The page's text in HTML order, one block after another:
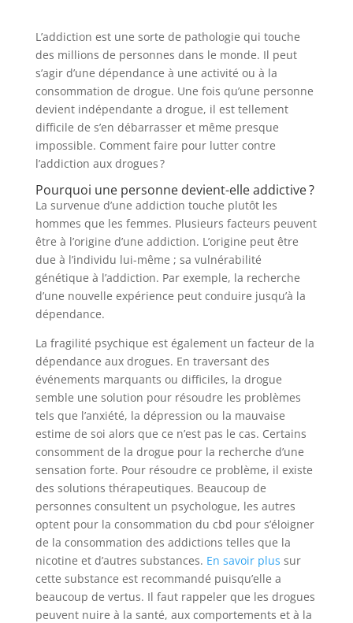
L’addiction est une sorte de pathologie qui touche
des millions de personnes dans le monde. Il peut
s’agir d’une dépendance à une activité ou à la
consommation de drogue. Une fois qu’une personne
devient indépendante a drogue, il est tellement
difficile de s’en débarrasser et même presque
impossible. Comment faire pour lutter contre
l’addiction aux drogues ?
Pourquoi une personne devient-elle addictive ?
La survenue d’une addiction touche plutôt les
hommes que les femmes. Plusieurs facteurs peuvent
être à l’origine d’une addiction. L’origine peut être
due à l’individu lui-même ; sa vulnérabilité
génétique à l’addiction. Par exemple, la recherche
d’une nouvelle expérience peut conduire jusqu’à la
dépendance.
La fragilité psychique est également un facteur de la
dépendance aux drogues. En traversant des
événements marquants ou difficiles, la drogue
semble une solution pour résoudre les problèmes
tels que l’anxiété, la dépression ou la mauvaise
estime de soi alors que ce n’est pas le cas. Certains
consomment de la drogue pour la recherche d’une
sensation forte. Pour résoudre ce problème, il existe
des solutions thérapeutiques. Beaucoup de
personnes consultent un psychologue, les autres
optent pour la consommation du cbd pour s’éloigner
de la consommation des addictions telles que la
nicotine et d’autres substances. En savoir plus sur
cette substance est recommandé puisqu’elle a
beaucoup de vertus. Il faut rappeler que les drogues
peuvent nuire à la santé, aux comportements et à la